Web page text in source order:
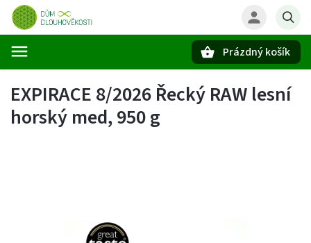
Prázdný košík
EXPIRACE 8/2026 Řecký RAW lesní
horský med, 950 g